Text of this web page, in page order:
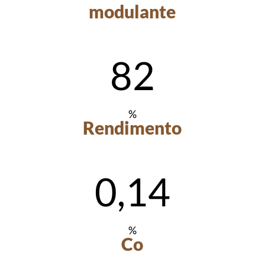
modulante
82
%
Rendimento
0,14
%
Co